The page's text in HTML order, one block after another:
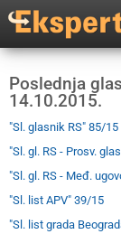
Poslednja
14.10.2015.
"Sl. glasnik RS" 85/15
"Sl. gl. RS - Prosv.
"Sl. gl. RS - Međ.
"Sl. list APV" 39/15
"Sl. list grada